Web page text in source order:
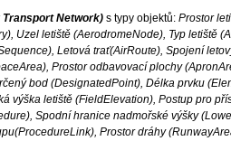
Network) s typy objektů: Prostor
Uzel letiště (AerodromeNode), Typ letiště
Letová trať(AirRoute), Spojení
Prostor odbavovací plochy
bod (DesignatedPoint), Délka prvku
výška letiště (FieldElevation), Postup pro
Spodní hranice nadmořské výšky
Prostor dráhy